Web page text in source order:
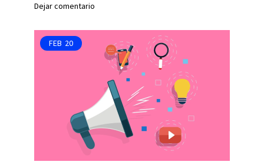
Dejar comentario
FEB 20